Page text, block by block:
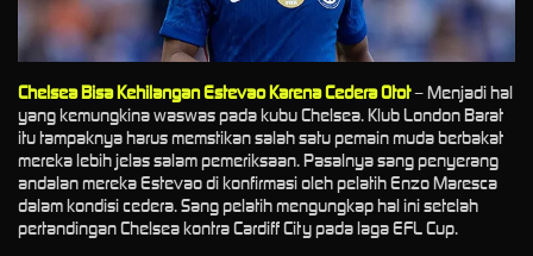
Chelsea Bisa Kehilangan Estevao Karena Cedera Otot– Menjadi hal
yang kemungkina waswas pada kubu Chelsea. Klub London Barat
itu tampaknya harus memstikan salah satu pemain muda berbakat
mereka lebih jelas salam pemeriksaan. Pasalnya sang penyerang
andalan mereka Estevao di konfirmasi oleh pelatih Enzo Maresca
dalam kondisi cedera. Sang pelatih mengungkap hal ini setelah
pertandingan Chelsea kontra Cardiff City pada laga EFL Cup.